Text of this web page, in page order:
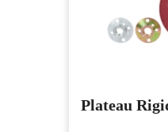
Plateau